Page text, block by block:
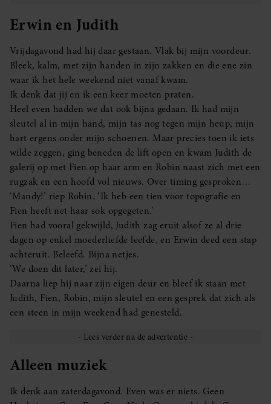
Erwin en Judith
Vrijdagavond had hij daar gestaan. Vlak bij mijn voordeur.
Bleek, kalm, met zijn handen in zijn zakken en die ene zin
waar ik het hele weekend niet vanaf kwam.
Ik denk dat jij en ik een keer moeten praten.
Heel even hadden we dat ook bijna gedaan. Ik had mijn
sleutel al in mijn hand, mijn tas nog tegen mijn heup, mijn
hart ergens onder mijn schoenen. Maar precies toen ik iets
wilde zeggen, ging beneden de lift open en kwam Judith de
galerij op met Fien op haar arm en Robin naast zich met een
rugzak en een hoofd vol nieuws. Over timing gesproken…
‘Mandy!’ riep Robin. ‘Ik heb een tien voor topografie en
Fien heeft net haar sok opgegeten.’
Fien had vooral gekwijld, Judith zag eruit alsof ze al drie
dagen op enkel moederliefde leefde, en Erwin deed een stap
achteruit. Beleefd. Bijna netjes.
‘We doen dit later,’ zei hij.
Daarna liep hij naar zijn eigen deur en bleef ik staan met
Judith, Fien, Robin, mijn sleutel en een gesprek dat zich als
een steen in mijn weekend had genesteld.
Alleen muziek
Ik denk aan zaterdagavond. Even was er niets. Geen